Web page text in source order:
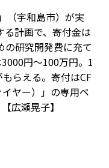
（宇和島市）が実
計画で、寄付金は
の研究開発費に充て
円～100万円。1
らえる。寄付はCF
ヤー）」の専用ペ
広瀬晃子】